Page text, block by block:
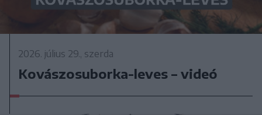
2026. július 29., szerda
Kovászosuborka-leves – videó